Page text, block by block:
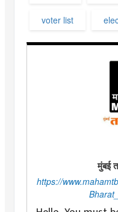
voter list
मुंबई
https://